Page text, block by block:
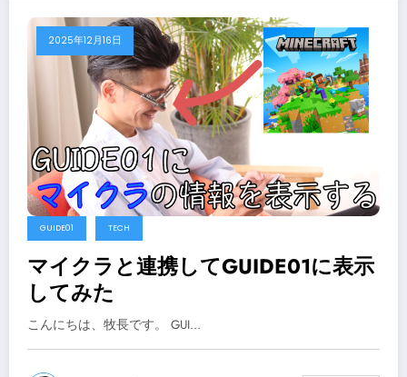
2025年12月16日
GUIDE01 TECH
マイクラと連携してGUIDE01に表示
してみた
こんにちは、牧長です。 GUI…